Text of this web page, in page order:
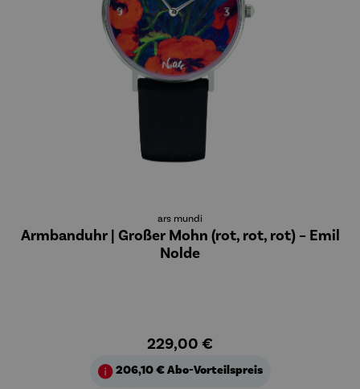
ars mundi
Armbanduhr | Großer Mohn (rot, rot, rot) – Emil
Nolde
229,00 €
206,10 €Abo-Vorteilspreis